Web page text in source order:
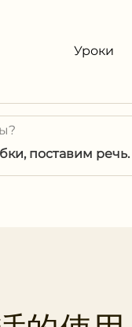
Уроки
поставим речь.